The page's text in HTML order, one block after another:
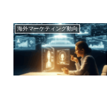
海外マーケティング動向